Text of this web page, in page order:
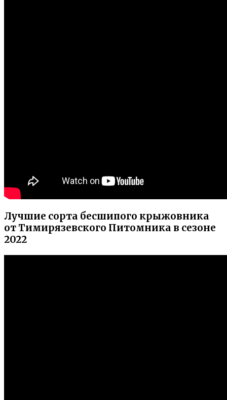
Лучшие сорта бесшипого крыжовника
от Тимирязевского Питомника в сезоне
2022